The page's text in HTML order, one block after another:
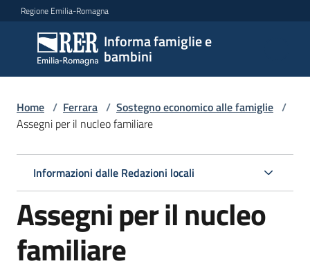
Vai al contenuto
Vai alla navigazione
Vai al footer
Regione Emilia-Romagna
Informa famiglie e
bambini
Informa
famiglie
e
bambini
Argomenti
Servizi
Centri
Home / Ferrara / Sostegno economico alle famiglie /
Assegni per il nucleo familiare
Informazioni dalle Redazioni locali
Assegni per il nucleo
familiare